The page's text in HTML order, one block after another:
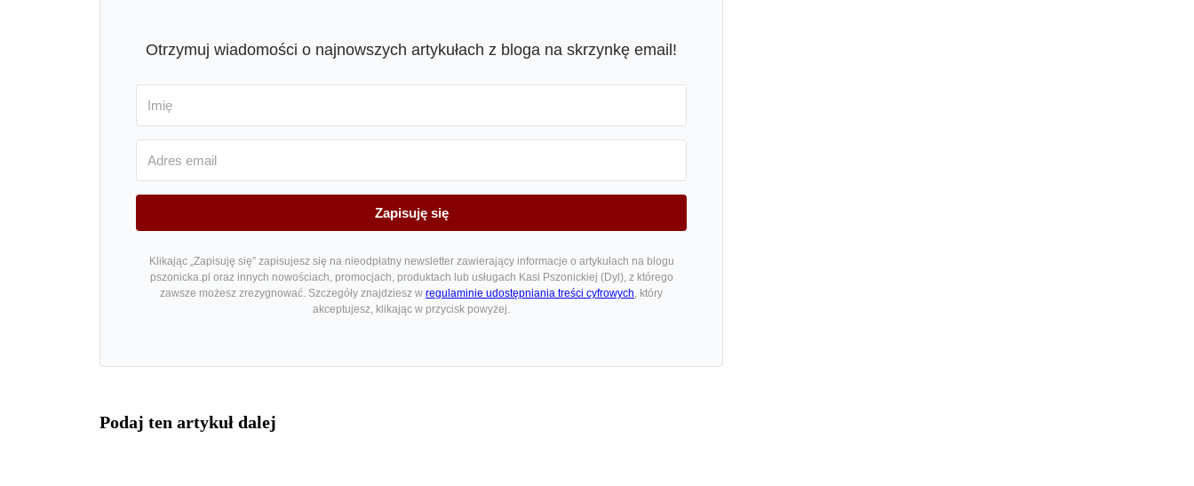
Otrzymuj wiadomości o najnowszych artykułach z bloga na skrzynkę email!
Zapisuję się
Klikając „Zapisuję się” zapisujesz się na nieodpłatny newsletter zawierający informacje o artykułach na blogu
pszonicka.pl oraz innych nowościach, promocjach, produktach lub usługach Kasi Pszonickiej (Dyl), z którego
zawsze możesz zrezygnować. Szczegóły znajdziesz w regulaminie udostępniania treści cyfrowych , który
akceptujesz, klikając w przycisk powyżej.
Podaj ten artykuł dalej